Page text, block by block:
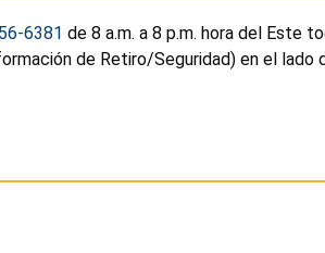
6381 de 8 a.m. a 8 p.m. hora del Este
de Retiro/Seguridad) en el lado